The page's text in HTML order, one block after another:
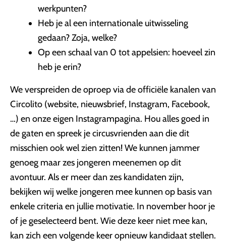
werkpunten?
Heb je al een internationale uitwisseling
gedaan? Zoja, welke?
Op een schaal van 0 tot appelsien: hoeveel zin
heb je erin?
We verspreiden de oproep via de officiële kanalen van
Circolito (website, nieuwsbrief, Instagram, Facebook,
…) en onze eigen Instagrampagina. Hou alles goed in
de gaten en spreek je circusvrienden aan die dit
misschien ook wel zien zitten! We kunnen jammer
genoeg maar zes jongeren meenemen op dit
avontuur. Als er meer dan zes kandidaten zijn,
bekijken wij welke jongeren mee kunnen op basis van
enkele criteria en jullie motivatie. In november hoor je
of je geselecteerd bent. Wie deze keer niet mee kan,
kan zich een volgende keer opnieuw kandidaat stellen.